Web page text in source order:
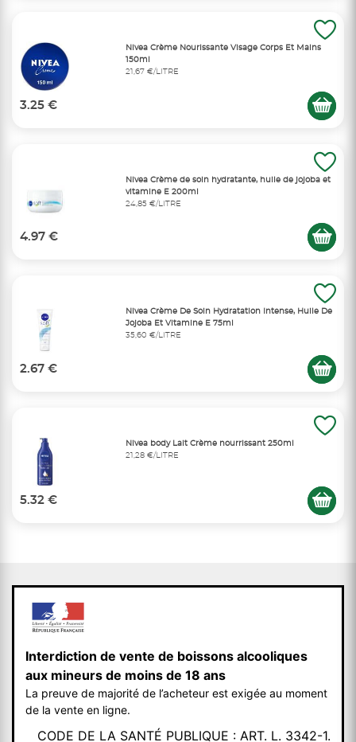
Nivea Crème Nourissante Visage Corps Et Mains
150ml
21,67 €/LITRE
3.25 €
Nivea Crème de soin hydratante, huile de jojoba et
vitamine E 200ml
24,85 €/LITRE
4.97 €
Nivea Crème De Soin Hydratation Intense, Huile De
Jojoba Et Vitamine E 75ml
35,60 €/LITRE
2.67 €
Nivea body Lait Crème nourrissant 250ml
21,28 €/LITRE
5.32 €
Interdiction de vente de boissons alcooliques
aux mineurs de moins de 18 ans
La preuve de majorité de l’acheteur est exigée au moment
de la vente en ligne.
CODE DE LA SANTÉ PUBLIQUE : ART. L. 3342-1.